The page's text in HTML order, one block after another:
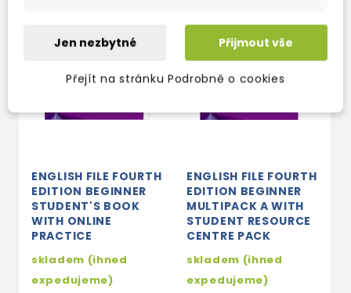
ENGLISH FILE FOURTH
EDITION BEGINNER
STUDENT'S BOOK
WITH ONLINE
PRACTICE
skladem (ihned
expedujeme)
ENGLISH FILE FOURTH
EDITION BEGINNER
MULTIPACK A WITH
STUDENT RESOURCE
CENTRE PACK
skladem (ihned
expedujeme)
Jen nezbytné Přijmout vše
Přejít na stránku Podrobně o cookies